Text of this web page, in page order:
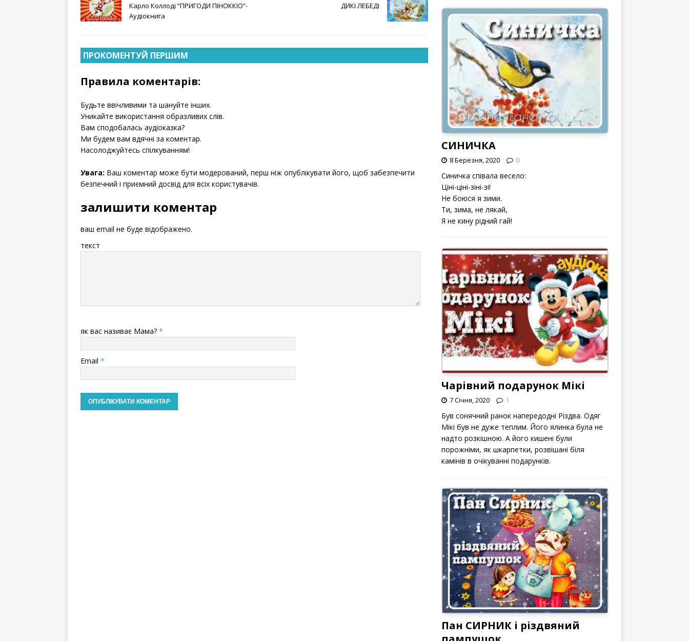
Карло Коллоді “ПРИГОДИ ПІНОККІО”-
Аудіокнига
ДИКІ ЛЕБЕДІ
ПРОКОМЕНТУЙ ПЕРШИМ
Правила коментарів:
Будьте ввічливими та шануйте інших.
Уникайте використання образливих слів.
Вам сподобалась аудіоказка?
Ми будем вам вдячні за коментар.
Насолоджуйтесь спілкуванням!
Увага: Ваш коментар може бути модерований, перш ніж опублікувати його, щоб забезпечити
безпечний і приємний досвід для всіх користувачів.
залишити коментар
ваш email не буде відображено.
текст
як вас називає Мама? *
Email *
СИНИЧКА
8 Березня, 2020 0
Синичка співала весело:
Ціні-ціні-зіні-зі!
Не боюся я зими.
Ти, зима, не лякай,
Я не кину рідний гай!
Чарівний подарунок Мікі
7 Січня, 2020 1
Був сонячний ранок напередодні Різдва. Одяг
Мікі був не дуже теплим. Його ялинка була не
надто розкішною. А його кишені були
порожніми, як шкарпетки, розвішані біля
камінів в очікуванні подарунків.
Пан СИРНИК і різдвяний